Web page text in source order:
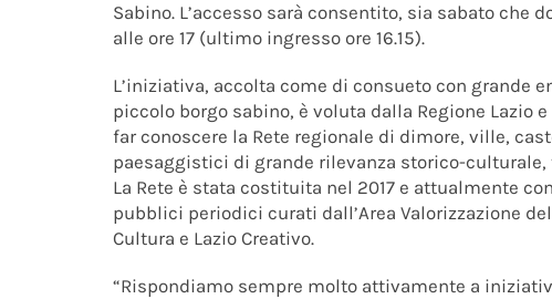
Sabino. L’accesso sarà consentito, sia sabato che
alle ore 17 (ultimo ingresso ore 16.15).
L’iniziativa, accolta come di consueto con grande
piccolo borgo sabino, è voluta dalla Regione Lazio
far conoscere la Rete regionale di dimore, ville,
paesaggistici di grande rilevanza storico-
La Rete è stata costituita nel 2017 e attualmente
pubblici periodici curati dall’Area Valorizzazione
Cultura e Lazio Creativo.
“Rispondiamo sempre molto attivamente a